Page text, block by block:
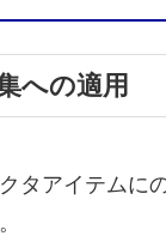
への適用
タアイテムに